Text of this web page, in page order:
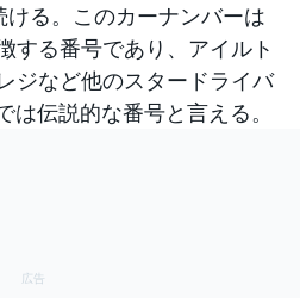
ける。このカーナンバーは
する番号であり、アイルト
ジなど他のスタードライバ
は伝説的な番号と言える。